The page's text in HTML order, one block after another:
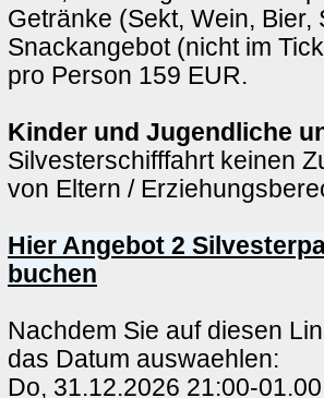
Getränke (Sekt, Wein,
Snackangebot (nicht im
pro Person 159 EUR.
Kinder und Jugendliche
Silvesterschifffahrt keinen
von Eltern /
Hier Angebot 2
buchen
Nachdem Sie auf diesen
das Datum auswaehlen:
Do, 31.12.2026 21:00-